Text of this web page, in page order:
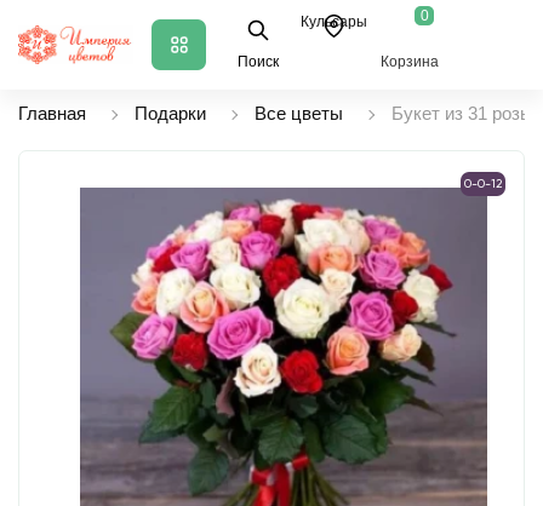
Поиск
Кульсары 0
Корзина
Главная Подарки Все цветы Букет из 31 розы
0-0-12